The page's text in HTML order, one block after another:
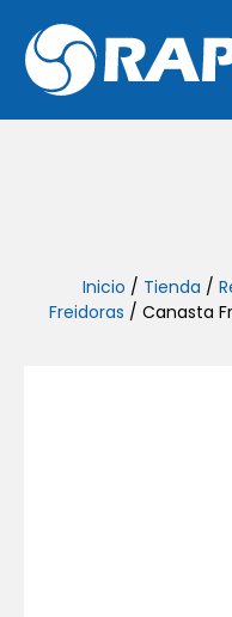
Inicio / Tienda /
Freidoras / Canasta